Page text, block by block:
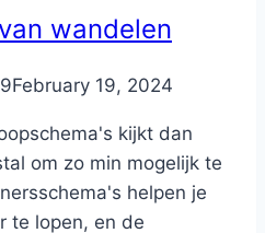
wandelen
February 19, 2024
kijkt dan
om zo min mogelijk te
helpen je
te lopen, en de